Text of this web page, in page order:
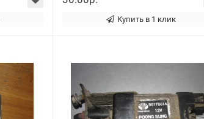
Купить в 1 клик